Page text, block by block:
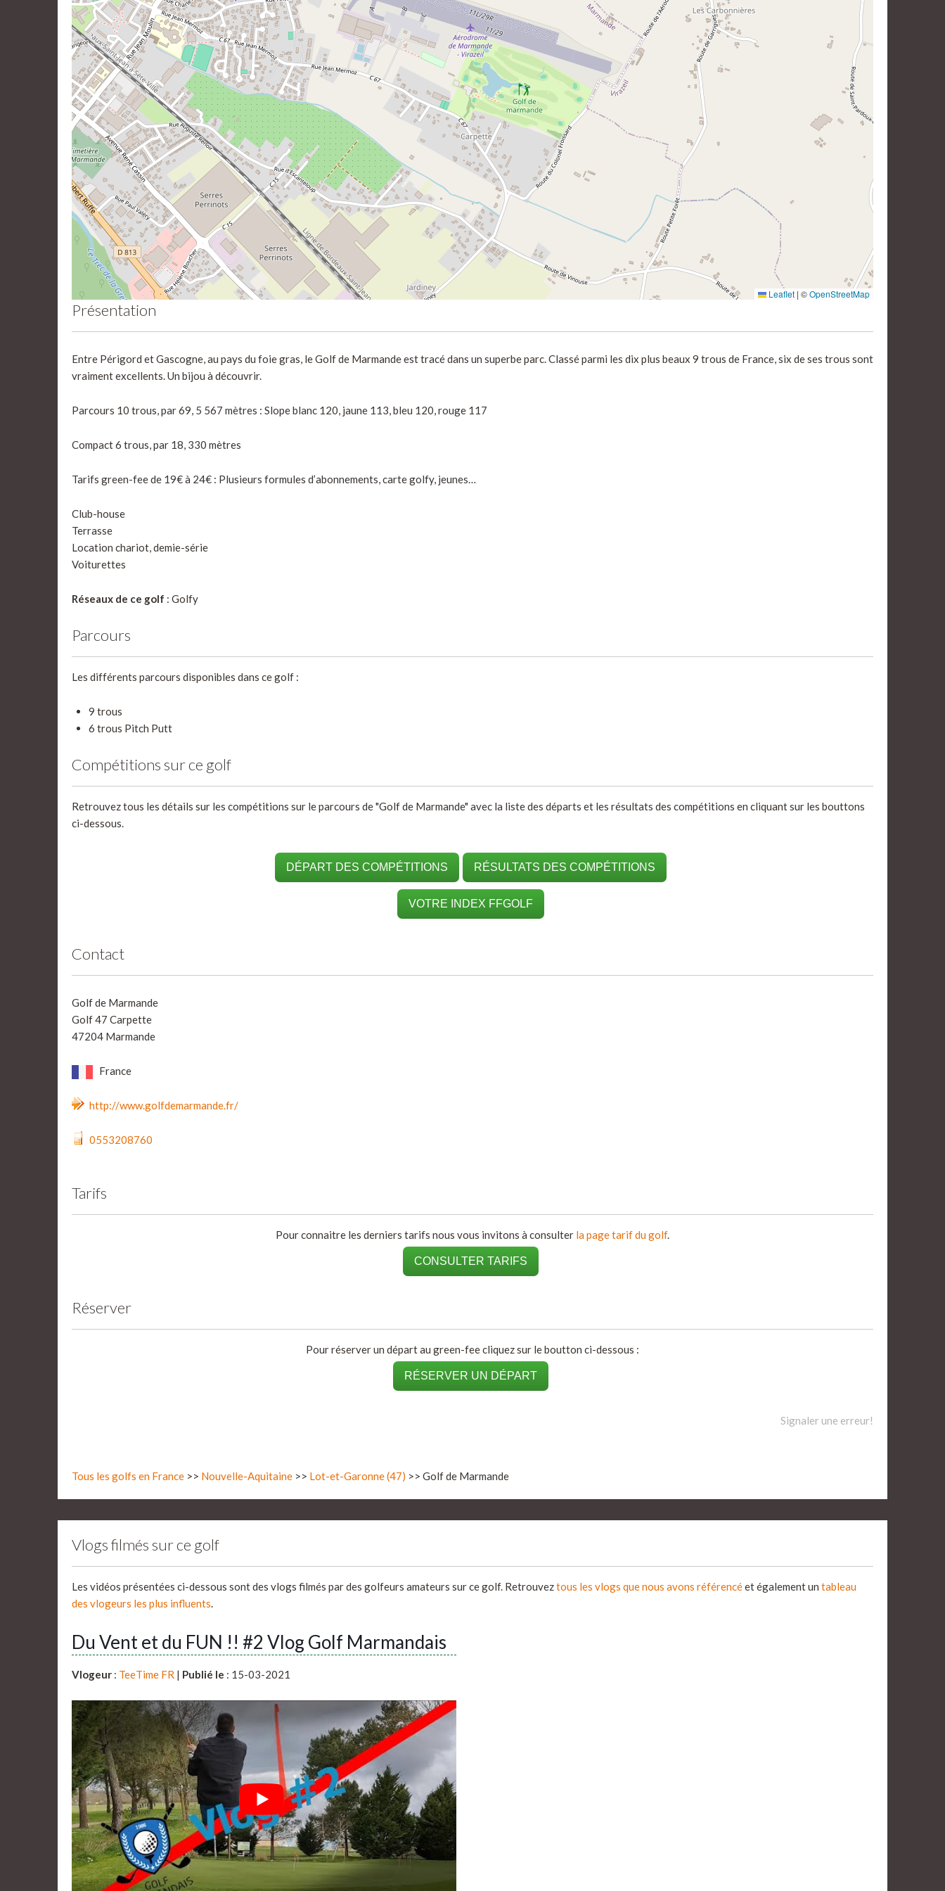
Leaflet | ©OpenStreetMap
Présentation
Entre Périgord et Gascogne, au pays du foie gras, le Golf de Marmande est tracé dans un superbe parc. Classé parmi les dix plus beaux 9 trous de France, six de ses trous sont
vraiment excellents. Un bijou à découvrir.
Parcours 10 trous, par 69, 5 567 mètres : Slope blanc 120, jaune 113, bleu 120, rouge 117
Compact 6 trous, par 18, 330 mètres
Tarifs green-fee de 19€ à 24€ : Plusieurs formules d’abonnements, carte golfy, jeunes…
Club-house
Terrasse
Location chariot, demie-série
Voiturettes
Réseaux de ce golf : Golfy
Parcours
Les différents parcours disponibles dans ce golf :
9 trous
6 trous Pitch Putt
Compétitions sur ce golf
Retrouvez tous les détails sur les compétitions sur le parcours de "Golf de Marmande" avec la liste des départs et les résultats des compétitions en cliquant sur les bouttons
ci-dessous.
DÉPART DES COMPÉTITIONS RÉSULTATS DES COMPÉTITIONS
VOTRE INDEX FFGOLF
Contact
Golf de Marmande
Golf 47 Carpette
47204 Marmande
France
http://www.golfdemarmande.fr/
0553208760
Tarifs
Pour connaitre les derniers tarifs nous vous invitons à consulter la page tarif du golf.
CONSULTER TARIFS
Réserver
Pour réserver un départ au green-fee cliquez sur le boutton ci-dessous :
RÉSERVER UN DÉPART
Signaler une erreur!
Tous les golfs en France >> Nouvelle-Aquitaine >> Lot-et-Garonne (47) >> Golf de Marmande
Vlogs filmés sur ce golf
Les vidéos présentées ci-dessous sont des vlogs filmés par des golfeurs amateurs sur ce golf. Retrouveztous les vlogs que nous avons référencéet également un tableau
des vlogeurs les plus influents.
Du Vent et du FUN !! #2 Vlog Golf Marmandais
Vlogeur : TeeTime FR | Publié le : 15-03-2021